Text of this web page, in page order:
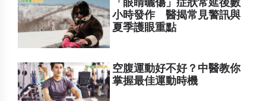
小時發作 醫揭常見警訊與
夏季護眼重點
空腹運動好不好？中醫教你
掌握最佳運動時機